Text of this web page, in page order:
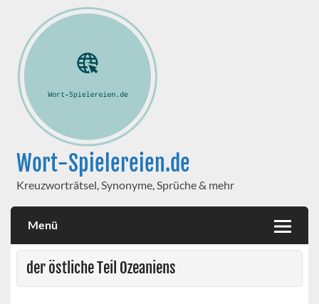
Wort-Spielereien.de
Kreuzworträtsel, Synonyme, Sprüche & mehr
Menü
der östliche Teil Ozeaniens